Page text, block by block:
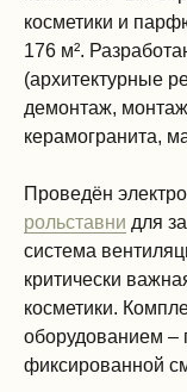
косметики и
176 м².
(архитектурные
демонтаж,
керамогранита,
Проведён
рольставни для
система
критически
косметики.
оборудованием –
фиксированной